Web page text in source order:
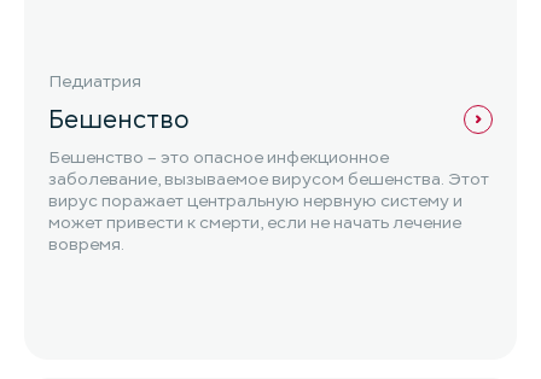
Педиатрия
Бешенство
Бешенство – это опасное инфекционное
заболевание, вызываемое вирусом бешенства. Этот
вирус поражает центральную нервную систему и
может привести к смерти, если не начать лечение
вовремя.